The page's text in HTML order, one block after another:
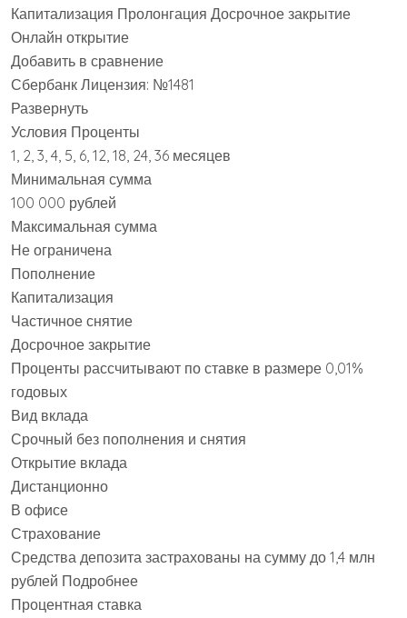
Капитализация Пролонгация Досрочное закрытие
Онлайн открытие
Добавить в сравнение
Сбербанк Лицензия: №1481
Развернуть
Условия Проценты
1, 2, 3, 4, 5, 6, 12, 18, 24, 36 месяцев
Минимальная сумма
100 000 рублей
Максимальная сумма
Не ограничена
Пополнение
Капитализация
Частичное снятие
Досрочное закрытие
Проценты рассчитывают по ставке в размере 0,01%
годовых
Вид вклада
Срочный без пополнения и снятия
Открытие вклада
Дистанционно
В офисе
Страхование
Средства депозита застрахованы на сумму до 1,4 млн
рублей Подробнее
Процентная ставка